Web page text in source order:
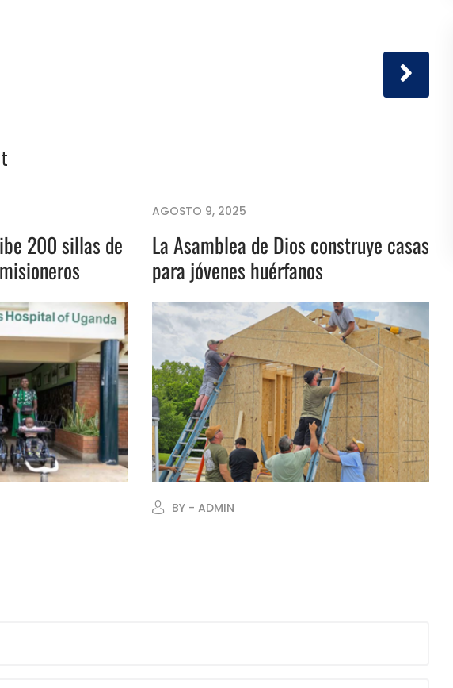
200 sillas de
AGOSTO 9, 2025
La Asamblea de Dios construye casas
para jóvenes huérfanos
BY - ADMIN